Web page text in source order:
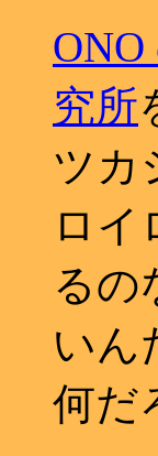
究所
ツカ
ロイ
るの
いん
何だ